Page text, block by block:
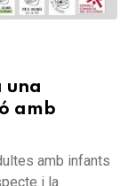
una
amb
amb infants
i la